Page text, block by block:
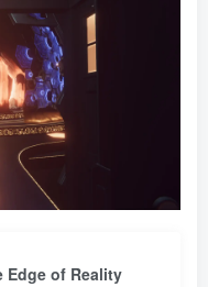
Edge of Reality